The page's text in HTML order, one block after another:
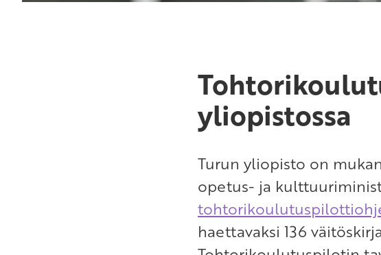
yliopistossa
Turun yliopisto on
opetus- ja
haettavaksi 136